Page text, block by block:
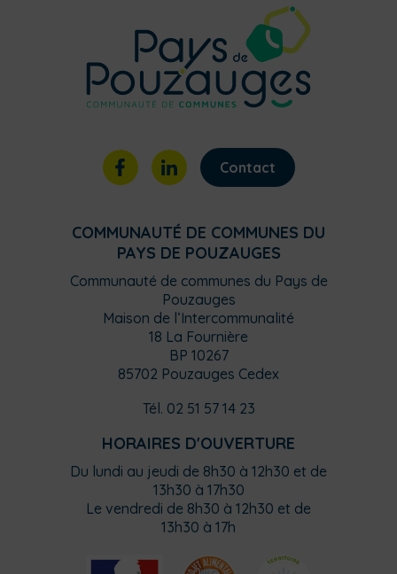
Contact
COMMUNAUTÉ DE COMMUNES DU
PAYS DE POUZAUGES
Communauté de communes du Pays de
Pouzauges
Maison de l’Intercommunalité
18 La Fournière
BP 10267
85702 Pouzauges Cedex
Tél. 02 51 57 14 23
HORAIRES D'OUVERTURE
Du lundi au jeudi de 8h30 à 12h30 et de
13h30 à 17h30
Le vendredi de 8h30 à 12h30 et de
13h30 à 17h